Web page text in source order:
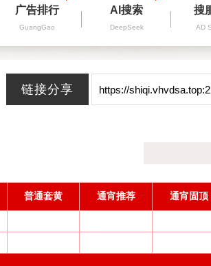
广告排行
GuangGao
AI搜索
DeepSeek
搜
AD
普通套黄 通宵推荐 通宵固顶